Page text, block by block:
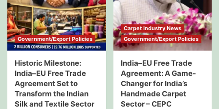
Government/Export Policies
Historic Milestone:
India–EU Free Trade
Agreement Set to
Transform the Indian
Silk and Textile Sector
Carpet Industry News
Government/Export Policies
India–EU Free Trade
Agreement: A Game-
Changer for India’s
Handmade Carpet
Sector – CEPC